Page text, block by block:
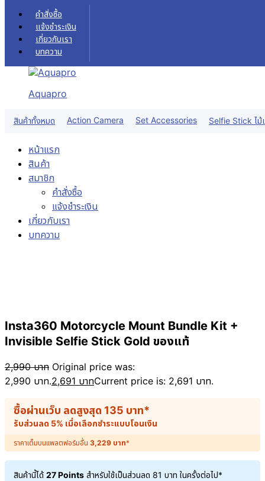
Skip to content
คำสั่งซื้อ
แจ้งชำระเงิน
เกี่ยวกับเรา
บทความ
Aquapro
สินค้าทั้งหมด Action Camera Set Accessories Selfie Stick ไม้
หน้าแรก
สินค้า
สมาชิก
คำสั่งซื้อ
แจ้งชำระเงิน
เกี่ยวกับเรา
บทความ
Insta360 Motorcycle Mount Bundle Kit +
Invisible Selfie Stick Gold ของแท้
2,990บาท Original price was:
2,990 บาท.2,691 บาทCurrent price is: 2,691 บาท.
ซื้อผ่านเว็บ ลดสูงสุด 135 บาท*
รับส่วนลด 5% เมื่อเลือกชำระแบบโอนเงิน
ราคาเต็มบนแพลตฟอร์มอื่น 3,229 บาท*
สินค้านี้ได้ 27 Points สำหรับใช้เป็นส่วนลด 81 บาท ในครั้งต่อไป*